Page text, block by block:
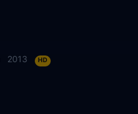
2013 HD